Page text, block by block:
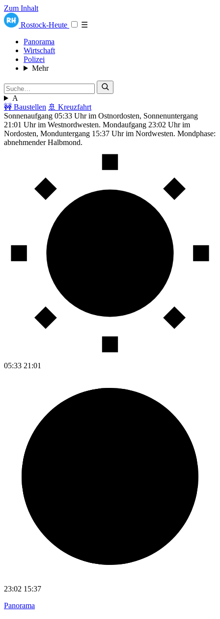
Zum Inhalt
Rostock-Heute
☰
Panorama
Wirtschaft
Polizei
Mehr
A
🚧 Baustellen 🚢 Kreuzfahrt
Sonnenaufgang 05:33 Uhr im Ostnordosten, Sonnenuntergang
21:01 Uhr im Westnordwesten. Mondaufgang 23:02 Uhr im
Nordosten, Monduntergang 15:37 Uhr im Nordwesten. Mondphase:
abnehmender Halbmond.
05:33 21:01
23:02 15:37
Panorama